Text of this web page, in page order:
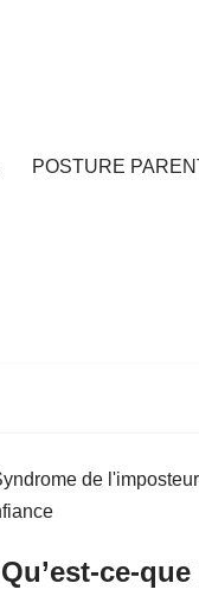
POSTURE
Qu’est-ce-